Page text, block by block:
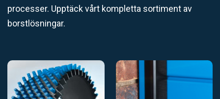
processer. Upptäck vårt kompletta sortiment av
borstlösningar.